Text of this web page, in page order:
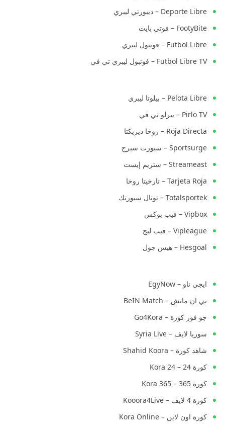
Deporte Libre – ديبورتي ليبري
FootyBite – فوتي بايت
Futbol Libre – فوتبول ليبري
Futbol Libre TV – فوتبول ليبري تي في
Pelota Libre – بيلوتا ليبري
Pirlo TV – بيرلو تي في
Roja Directa – روخا ديريكتا
Sportsurge – سبورت سيرج
Streameast – ستريم إيست
Tarjeta Roja – تارخيتا روخا
Totalsportek – توتال سبورتك
Vipbox – فيب بوكس
Vipleague – فيب ليج
Hesgoal – هيس جول
ايجي ناو – EgyNow
بي ان ماتش – BeIN Match
جو فور كورة – Go4Kora
سوريا لايف – Syria Live
شاهد كورة – Shahid Koora
كورة 24 – Kora 24
كورة 365 – Kora 365
كورة 4 لايف – Kooora4Live
كورة اون لاين – Kora Online